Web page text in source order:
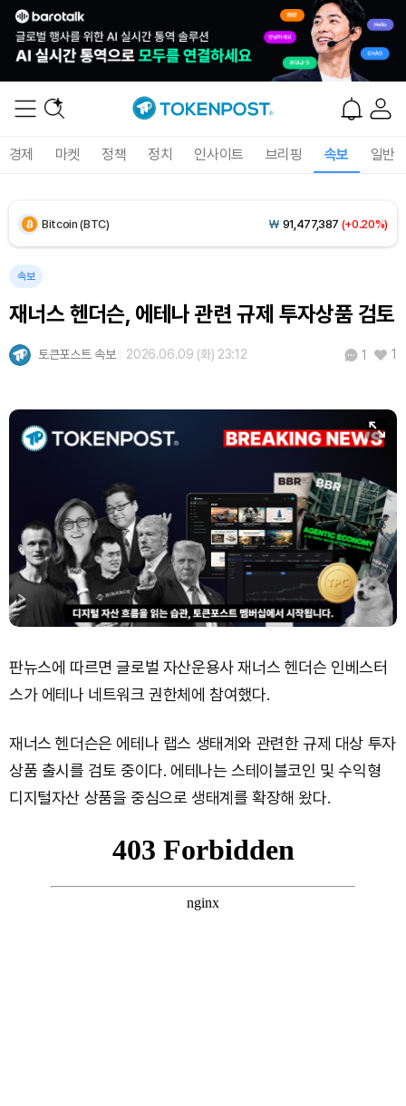
경제 마켓 정책 정치 인사이트 브리핑 속보 일반
Solana (SOL) ₩ 105,618(+2.09%)
Bitcoin (BTC) ₩ 91,477,387 (+0.20%)
속보
재너스 헨더슨, 에테나 관련 규제 투자상품 검토
토큰포스트 속보 2026.06.09 (화) 23:12 1 1
판뉴스에 따르면 글로벌 자산운용사 재너스 헨더슨 인베스터
스가 에테나 네트워크 권한체에 참여했다.
재너스 헨더슨은 에테나 랩스 생태계와 관련한 규제 대상 투자
상품 출시를 검토 중이다. 에테나는 스테이블코인 및 수익형
디지털자산 상품을 중심으로 생태계를 확장해 왔다.